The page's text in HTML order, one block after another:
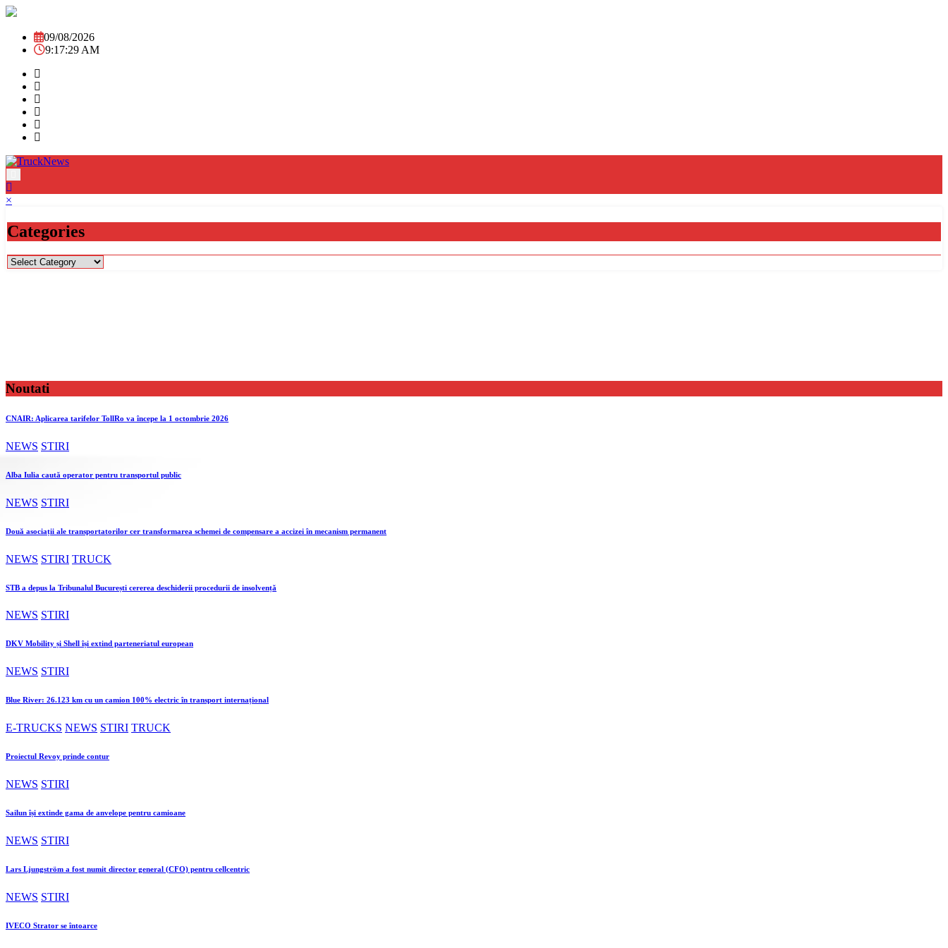
Skip
content 09/08/2026
9:17:30 AM
×
Categories
Categories
Noutati
CNAIR: Aplicarea tarifelor TollRo va începe la 1 octombrie 2026
NEWS STIRI
Alba Iulia caută operator pentru transportul public
NEWS STIRI
Două asociații ale transportatorilor cer transformarea schemei de compensare a accizei în mecanism permanent
NEWS STIRI TRUCK
STB a depus la Tribunalul București cererea deschiderii procedurii de insolvență
NEWS STIRI
DKV Mobility și Shell își extind parteneriatul european
NEWS STIRI
Blue River: 26.123 km cu un camion 100% electric în transport internațional
E-TRUCKS NEWS STIRI TRUCK
Proiectul Revoy prinde contur
NEWS STIRI
Sailun își extinde gama de anvelope pentru camioane
NEWS STIRI
Lars Ljungström a fost numit director general (CFO) pentru cellcentric
NEWS STIRI
IVECO Strator se întoarce